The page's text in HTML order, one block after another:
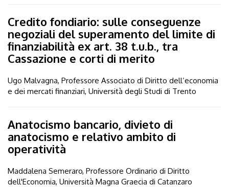
Credito fondiario: sulle conseguenze
negoziali del superamento del limite di
finanziabilità ex art. 38 t.u.b., tra
Cassazione e corti di merito
Ugo Malvagna, Professore Associato di Diritto dell’economia
e dei mercati finanziari, Università degli Studi di Trento
Anatocismo bancario, divieto di
anatocismo e relativo ambito di
operatività
Maddalena Semeraro, Professore Ordinario di Diritto
dell'Economia, Università Magna Graecia di Catanzaro